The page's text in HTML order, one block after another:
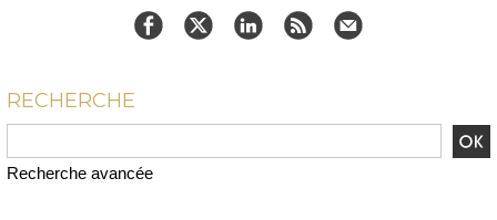
RECHERCHE
Recherche avancée